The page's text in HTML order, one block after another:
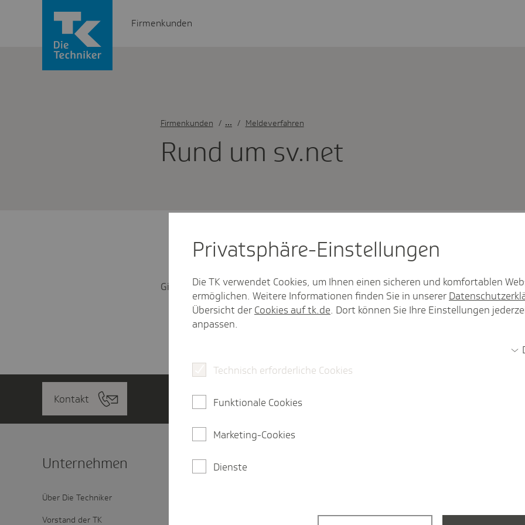
Firmenkunden
Rund um sv.net
Firmenkunden / Meldeverfahren
Gibt es noch eine Möglichkeit, archivierte Daten aus sv.net abzurufen?
Kontakt
Unter­nehmen
Über Die Techniker
Vorstand der TK
Oft genutzte Services
SV-Meldeportal: Registrierung und Karriere
Privat­sphäre-Einstel­lungen
Die TK verwendet Cookies, um Ihnen einen sicheren und komfortablen
ermöglichen. Weitere Informationen finden Sie in unserer
Übersicht der Cookies auf tk.de. Dort können Sie Ihre Einstellungen
anpassen.
Technisch erforderliche Cookies
Funktionale Cookies
Marketing-Cookies
Dienste